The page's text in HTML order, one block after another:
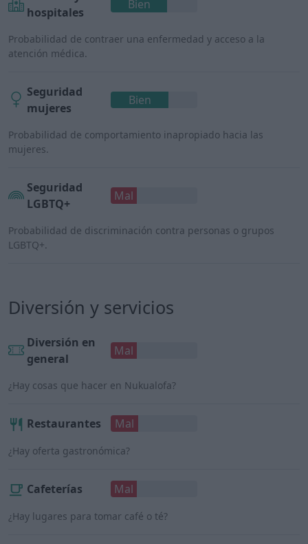
hospitales
Bien
Probabilidad de contraer una enfermedad y acceso a la
atención médica.
Seguridad
mujeres
Bien
Probabilidad de comportamiento inapropiado hacia las
mujeres.
Seguridad
LGBTQ+
Mal
Probabilidad de discriminación contra personas o grupos
LGBTQ+.
Diversión y servicios
Diversión en
general
Mal
¿Hay cosas que hacer en Nukualofa?
Restaurantes Mal
¿Hay oferta gastronómica?
Cafeterías Mal
¿Hay lugares para tomar café o té?